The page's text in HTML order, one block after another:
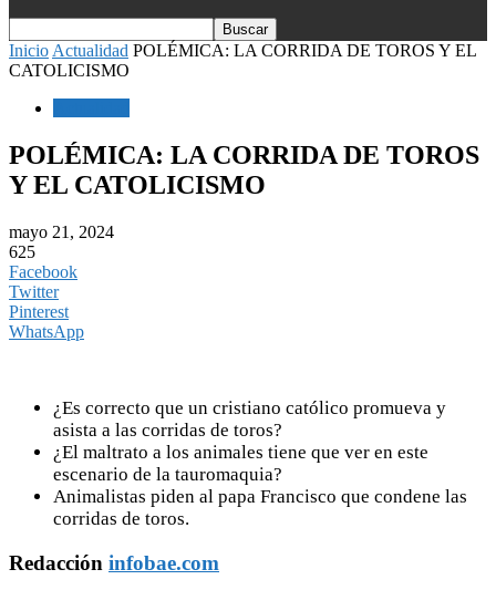
Inicio Actualidad POLÉMICA: LA CORRIDA DE TOROS Y EL
CATOLICISMO
POLÉMICA: LA CORRIDA DE TOROS
Y EL CATOLICISMO
mayo 21, 2024
625
Facebook
Twitter
Pinterest
WhatsApp
¿Es correcto que un cristiano católico promueva y
asista a las corridas de toros?
¿El maltrato a los animales tiene que ver en este
escenario de la tauromaquia?
Animalistas piden al papa Francisco que condene las
corridas de toros.
Redacción infobae.com